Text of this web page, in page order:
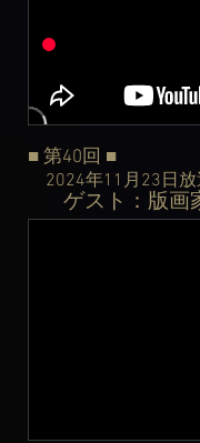
■ 第40回 ■
2024年11月23日 放
ゲスト：版